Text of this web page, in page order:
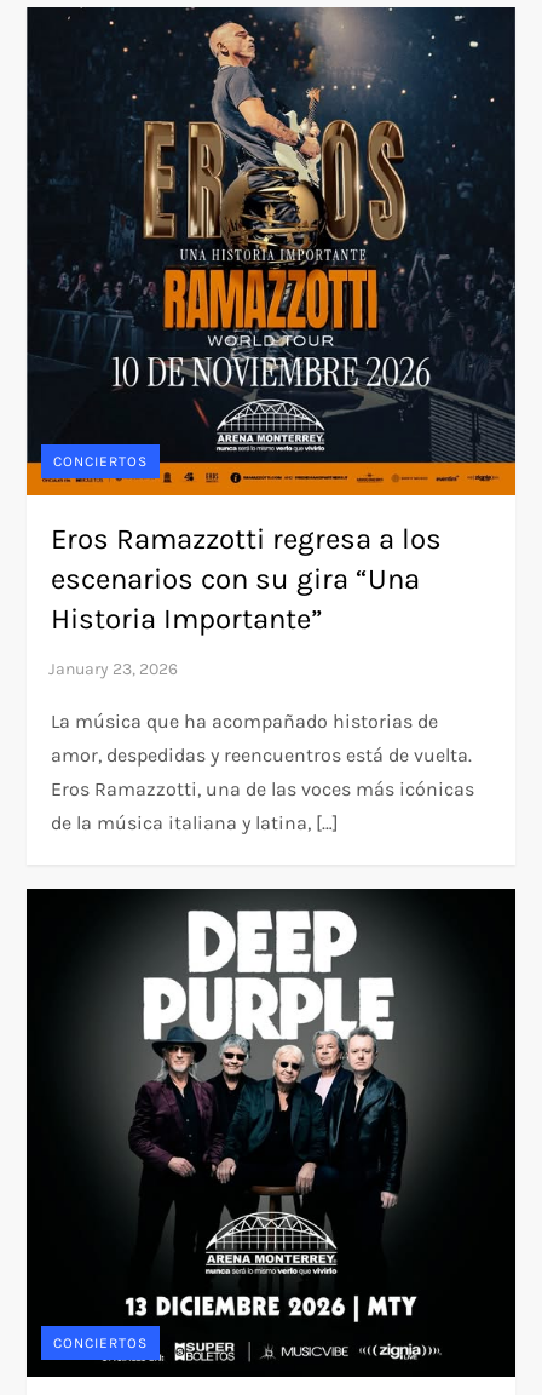
CONCIERTOS
Eros Ramazzotti regresa a los
escenarios con su gira “Una
Historia Importante”
La música que ha acompañado historias de
amor, despedidas y reencuentros está de vuelta.
Eros Ramazzotti, una de las voces más icónicas
de la música italiana y latina, […]
CONCIERTOS